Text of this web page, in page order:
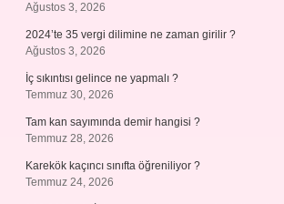
Ağustos 3, 2026
2024’te 35 vergi dilimine ne zaman girilir ?
Ağustos 3, 2026
İç sıkıntısı gelince ne yapmalı ?
Temmuz 30, 2026
Tam kan sayımında demir hangisi ?
Temmuz 28, 2026
Karekök kaçıncı sınıfta öğreniliyor ?
Temmuz 24, 2026